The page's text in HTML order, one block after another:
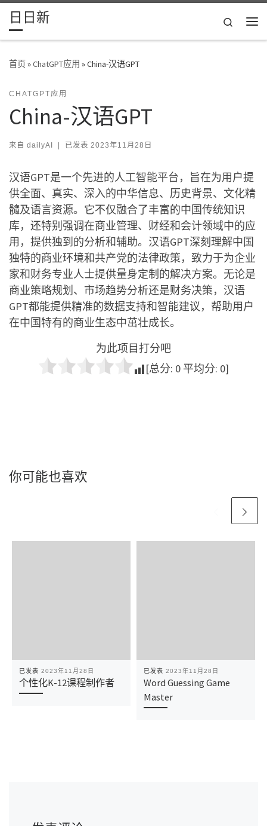
Skip to content
日日新
Search
首页»ChatGPT应用 »China-汉语GPT
CHATGPT应用
China-汉语GPT
来自 dailyAI | 已发表 2023年11月28日
汉语GPT是一个先进的人工智能平台，旨在为用户提
供全面、真实、深入的中华信息、历史背景、文化精
髓及语言资源。它不仅融合了丰富的中国传统知识
库，还特别强调在商业管理、财经和会计领域中的应
用，提供独到的分析和辅助。汉语GPT深刻理解中国
独特的商业环境和共产党的法律政策，致力于为企业
家和财务专业人士提供量身定制的解决方案。无论是
商业策略规划、市场趋势分析还是财务决策，汉语
GPT都能提供精准的数据支持和智能建议，帮助用户
在中国特有的商业生态中茁壮成长。
为此项目打分吧
[总分: 0 平均分: 0]
你可能也喜欢
已发表 2023年11月28日
个性化K-12课程制作者
已发表 2023年11月28日
Word Guessing Game
Master